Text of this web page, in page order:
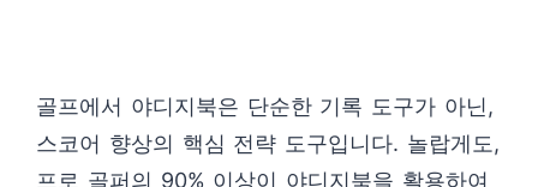
골프에서 야디지북은 단순한 기록 도구가 아닌,
스코어 향상의 핵심 전략 도구입니다. 놀랍게도,
프로 골퍼의 90% 이상이 야디지북을 활용하여